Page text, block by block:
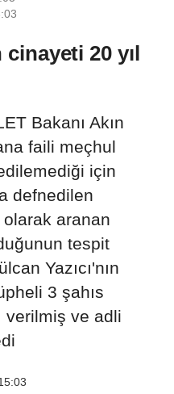
20 yıl
Bakanı Akın
faili meçhul
için
defnedilen
olarak aranan
tespit
Yazıcı'nın
3 şahıs
verilmiş ve adli